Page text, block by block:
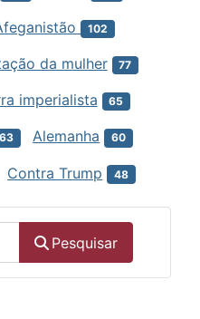
102
da mulher 77
imperialista 65
63 Alemanha 60
Contra Trump 48
Pesquisar